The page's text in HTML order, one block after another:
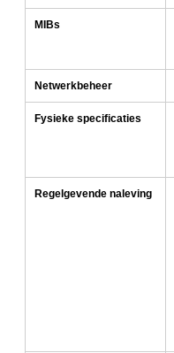
MIBs
Netwerkbeheer
Fysieke specificaties
Regelgevende naleving